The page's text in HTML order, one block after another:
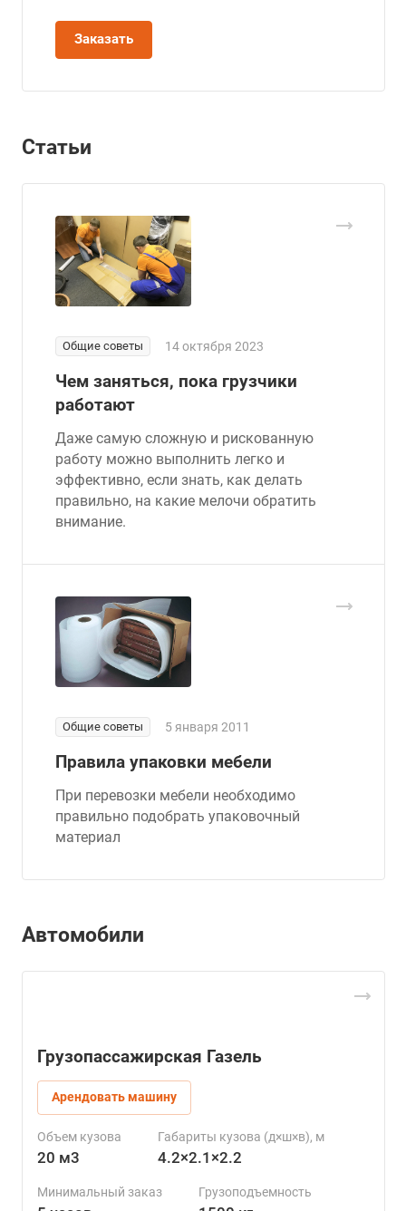
Заказать
Статьи
Общие советы 14 октября 2023
Чем заняться, пока грузчики
работают
Даже самую сложную и рискованную
работу можно выполнить легко и
эффективно, если знать, как делать
правильно, на какие мелочи обратить
внимание.
Общие советы 5 января 2011
Правила упаковки мебели
При перевозки мебели необходимо
правильно подобрать упаковочный
материал
Автомобили
Грузопассажирская Газель
Арендовать машину
Объем кузова
20 м3
Габариты кузова (д×ш×в), м
4.2×2.1×2.2
Минимальный заказ Грузоподъемность